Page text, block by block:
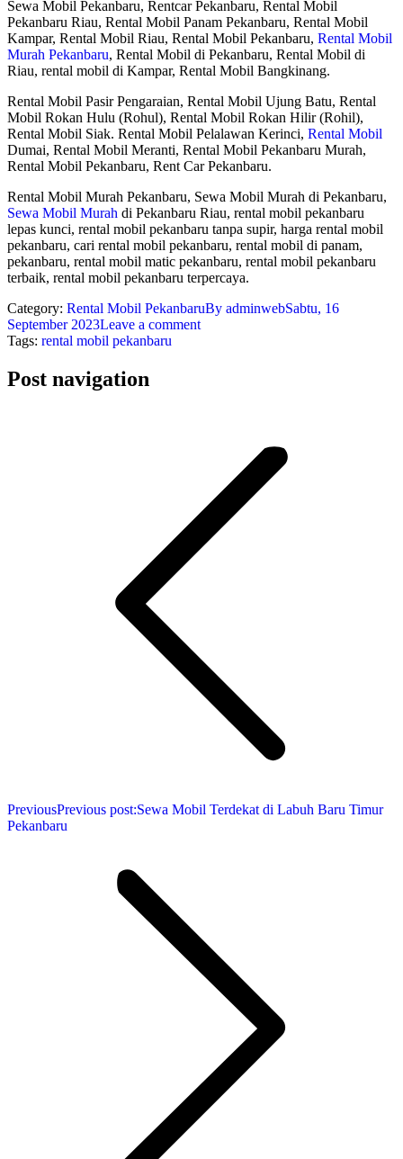
Sewa Mobil Pekanbaru, Rentcar Pekanbaru, Rental Mobil
Pekanbaru Riau, Rental Mobil Panam Pekanbaru, Rental Mobil
Kampar, Rental Mobil Riau, Rental Mobil Pekanbaru, Rental Mobil
Murah Pekanbaru, Rental Mobil di Pekanbaru, Rental Mobil di
Riau, rental mobil di Kampar, Rental Mobil Bangkinang.
Rental Mobil Pasir Pengaraian, Rental Mobil Ujung Batu, Rental
Mobil Rokan Hulu (Rohul), Rental Mobil Rokan Hilir (Rohil),
Rental Mobil Siak. Rental Mobil Pelalawan Kerinci, Rental Mobil
Dumai, Rental Mobil Meranti, Rental Mobil Pekanbaru Murah,
Rental Mobil Pekanbaru, Rent Car Pekanbaru.
Rental Mobil Murah Pekanbaru, Sewa Mobil Murah di Pekanbaru,
Sewa Mobil Murah di Pekanbaru Riau, rental mobil pekanbaru
lepas kunci, rental mobil pekanbaru tanpa supir, harga rental mobil
pekanbaru, cari rental mobil pekanbaru, rental mobil di panam,
pekanbaru, rental mobil matic pekanbaru, rental mobil pekanbaru
terbaik, rental mobil pekanbaru terpercaya.
Category: Rental Mobil PekanbaruBy adminwebSabtu, 16
September 2023Leave a comment
Tags: rental mobil pekanbaru
Post navigation
PreviousPrevious post:Sewa Mobil Terdekat di Labuh Baru Timur
Pekanbaru